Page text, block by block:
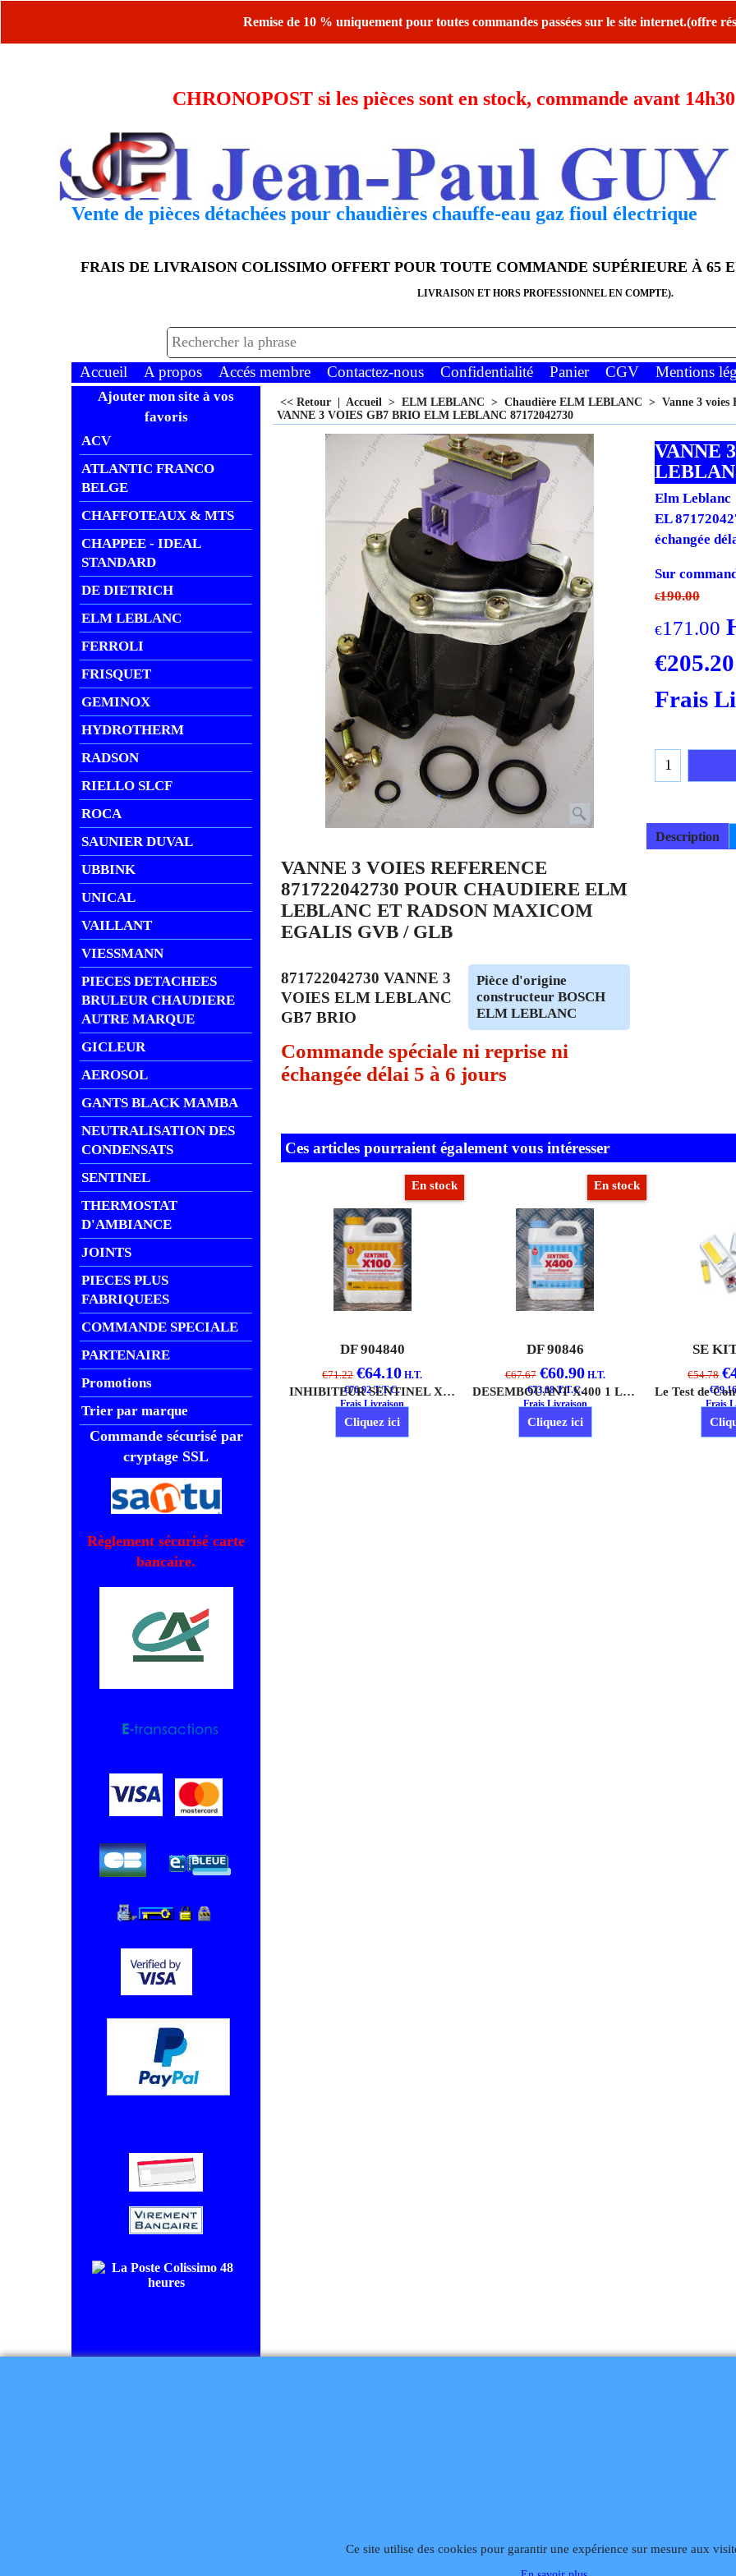
Remise de 10 % uniquement pour toutes commandes passées sur le site internet.(offre
CHRONOPOST si les pièces sont en stock, commande avant
Vente de pièces détachées pour chaudières chauffe-eau gaz fioul électrique
FRAIS DE LIVRAISON COLISSIMO OFFERT POUR TOUTE COMMANDE SUPÉRIEURE À 65
LIVRAISON ET HORS PROFESSIONNEL EN COMPTE).
Accueil A propos Accés membre Contactez-nous Confidentialité Panier CGV Mentions
Ajouter mon site à vos
favoris
ACV
ATLANTIC FRANCO
BELGE
CHAFFOTEAUX & MTS
CHAPPEE - IDEAL
STANDARD
DE DIETRICH
ELM LEBLANC
FERROLI
FRISQUET
GEMINOX
HYDROTHERM
RADSON
RIELLO SLCF
ROCA
SAUNIER DUVAL
UBBINK
UNICAL
VAILLANT
VIESSMANN
PIECES DETACHEES
BRULEUR CHAUDIERE
AUTRE MARQUE
GICLEUR
AEROSOL
GANTS BLACK MAMBA
NEUTRALISATION DES
CONDENSATS
SENTINEL
THERMOSTAT
D'AMBIANCE
JOINTS
PIECES PLUS
FABRIQUEES
COMMANDE SPECIALE
PARTENAIRE
Promotions
Trier par marque
Commande sécurisé par
cryptage SSL
Règlement sécurisé carte
bancaire.
<< Retour Accueil > ELM LEBLANC > Chaudière ELM LEBLANC > Vanne 3
VANNE 3 VOIES GB7 BRIO ELM LEBLANC 87172042730
VANNE
Elm Leblanc
EL
échangée
Sur
€190.00
€171.00
€205.20
Frais
Description
VANNE 3 VOIES REFERENCE
871722042730 POUR CHAUDIERE ELM
LEBLANC ET RADSON MAXICOM
EGALIS GVB / GLB
Pièce d'origine
constructeur BOSCH
ELM LEBLANC
871722042730 VANNE 3
VOIES ELM LEBLANC
GB7 BRIO
Commande spéciale ni reprise ni
échangée délai 5 à 6 jours
Ces articles pourraient également vous intéresser
En stock
DF 904840
€71.22 €64.10 H.T.
€76.92 T.T.C.
Frais Livraison
INHIBITEUR SENTINEL X100 1 LITRE
Cliquez ici
En stock
DF 90846
€67.67 €60.90 H.T.
€73.08 T.T.C.
Frais Livraison
DESEMBOUANT X400 1 LITRE
Cliquez ici
SE
€54.78 €
€
Frais
Site hébergé par Infomaniak
Ce site utilise des cookies pour garantir une expérience sur mesure aux